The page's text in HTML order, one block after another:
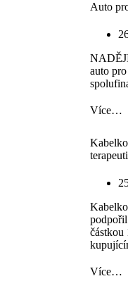
Auto
auto
Více…
částkou
Více…